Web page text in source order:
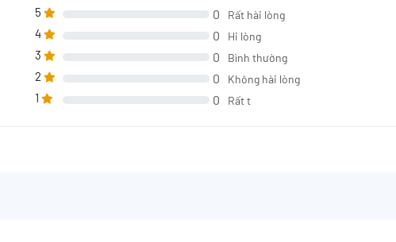
5 0 Rất hài lòng
4 0 Hi lòng
3 0 Bình thường
2 0 Không hài lòng
1 0 Rất t